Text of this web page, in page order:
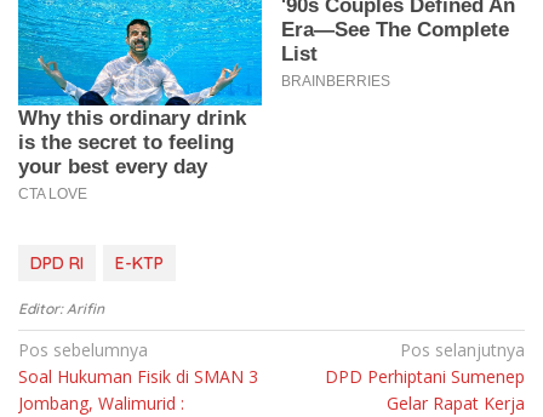
DPD RI E-KTP
Editor: Arifin
Navigasi
pos
Pos sebelumnya
Soal Hukuman Fisik di SMAN 3
Jombang, Walimurid :
Pos selanjutnya
DPD Perhiptani Sumenep
Gelar Rapat Kerja